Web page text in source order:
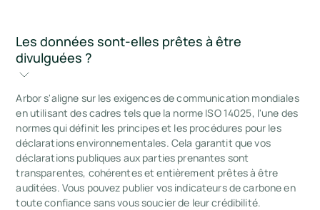
Les données sont-elles prêtes à être
divulguées ?
Arbor s'aligne sur les exigences de communication mondiales
en utilisant des cadres tels que la norme ISO 14025, l'une des
normes qui définit les principes et les procédures pour les
déclarations environnementales. Cela garantit que vos
déclarations publiques aux parties prenantes sont
transparentes, cohérentes et entièrement prêtes à être
auditées. Vous pouvez publier vos indicateurs de carbone en
toute confiance sans vous soucier de leur crédibilité.